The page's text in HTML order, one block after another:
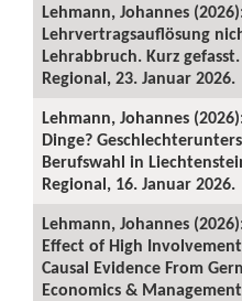
Lehmann, Johannes
Lehrvertragsauflösung
Lehrabbruch. Kurz
Regional, 23. Januar 2026.
Lehmann, Johannes
Dinge?
Berufswahl in
Regional, 16. Januar 2026.
Lehmann, Johannes
Effect of High
Causal Evidence From
Economics &